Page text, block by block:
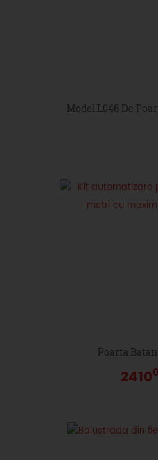
Model L046 De
Poarta
2410